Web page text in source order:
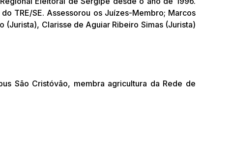
TRE/SE. Assessorou os Juízes-Membro; Marcos
(Jurista), Clarisse de Aguiar Ribeiro Simas (Jurista)
São Cristóvão, membra agricultura da Rede de